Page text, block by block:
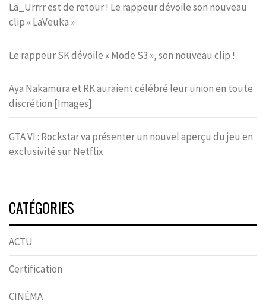
La_Urrrr est de retour ! Le rappeur dévoile son nouveau
clip « LaVeuka »
Le rappeur SK dévoile « Mode S3 », son nouveau clip !
Aya Nakamura et RK auraient célébré leur union en toute
discrétion [Images]
GTA VI : Rockstar va présenter un nouvel aperçu du jeu en
exclusivité sur Netflix
CATÉGORIES
ACTU
Certification
CINÉMA